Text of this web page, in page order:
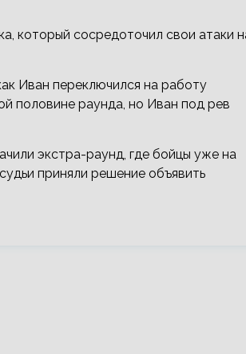
который сосредоточил свои атаки
Иван переключился на работу
половине раунда, но Иван под рев
экстра-раунд, где бойцы уже на
приняли решение объявить